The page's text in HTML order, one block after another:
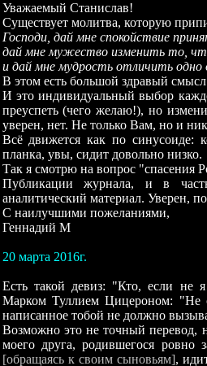
Уважаемый Станислав!
Существует молитва, которую
Господи, дай мне спокойствие
дай мне мужество изменить то,
и дай мне мудрость отличить одно
В этом есть большой здравый
И это индивидуальный выбор
преуспеть (чего желаю!), но
уверен, нет. Не только Вам, но и
Всё движется как по синусоиде:
планка, увы, сидит довольно низко.
Так я смотрю на вопрос "спасения
Публикации журнала, и в
аналитический материал. Уверен,
С наилучшими пожеланиями,
Геннадий М
20 марта 2016г.
Есть такой девиз: "Кто, если
Марком ТуллиемЦицероном: "Не
написанное тобой не должно
Возможно это не точный перевод,
моего друга, родившегося ровноз
[обращаясь к своим сыновьям],